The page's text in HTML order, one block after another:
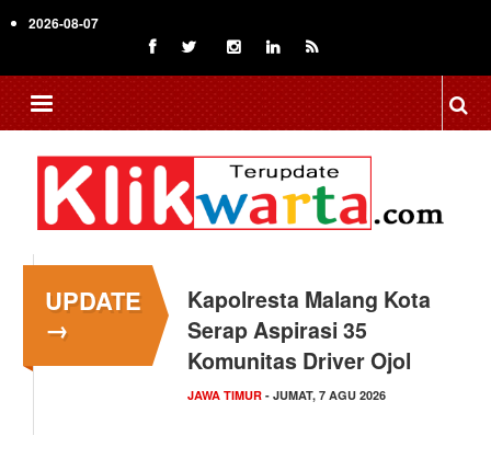
to
content
2026-08-07
UPDATE
→
Kapolresta Malang Kota
Serap Aspirasi 35
Komunitas Driver Ojol
JAWA TIMUR - JUMAT, 7 AGU 2026